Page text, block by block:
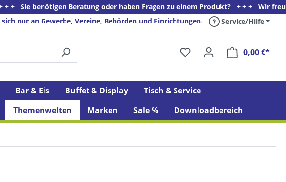
Beratung oder haben Fragen zu einem Produkt? + + + Wir freuen uns
nur an Gewerbe, Vereine, Behörden und Einrichtungen. Service/Hilfe
0,00 €*
Bar & Eis Buffet & Display
Tisch & Service
Themenwelten Marken Sale % Downloadbereich